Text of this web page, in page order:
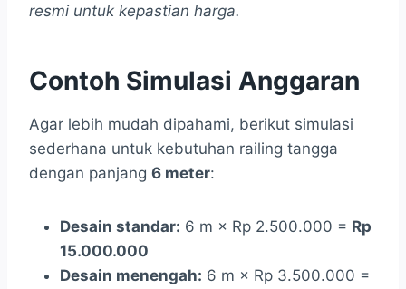
resmi untuk kepastian harga.
Contoh Simulasi Anggaran
Agar lebih mudah dipahami, berikut simulasi
sederhana untuk kebutuhan railing tangga
dengan panjang 6 meter:
Desain standar: 6 m × Rp 2.500.000 = Rp
15.000.000
Desain menengah: 6 m × Rp 3.500.000 =